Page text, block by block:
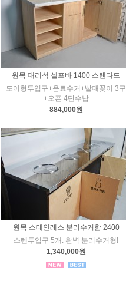
원목 대리석 셀프바 1400 스탠다드
도어형투입구+음료수거+빨대꽂이 3구
+오픈 4단수납
884,000원
원목 스테인레스 분리수거함 2400
스텐투입구 5개. 완벽 분리수거형!
1,340,000원